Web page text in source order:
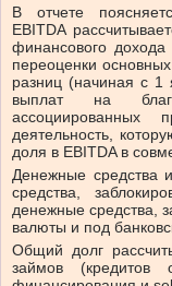
В отчете
EBITDA
финансового дохода
переоценки
разниц (начиная с 1
выплат на
ассоциированных
деятельность,
доля в EBITDA в
Денежные средства
средства,
денежные средства,
валюты и под
Общий долг
займов (кредитов